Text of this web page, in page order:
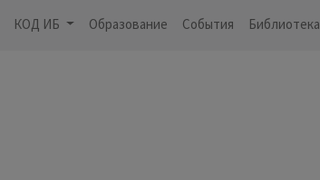
КОД ИБ Образование События Библиотека